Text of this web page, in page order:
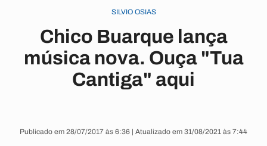
SILVIO OSIAS
Chico Buarque lança
música nova. Ouça "Tua
Cantiga" aqui
Publicado em 28/07/2017 às 6:36 | Atualizado em 31/08/2021 às 7:44